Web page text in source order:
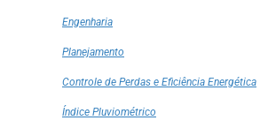
Engenharia
Planejamento
Controle de Perdas e Eficiência Energética
Índice Pluviométrico